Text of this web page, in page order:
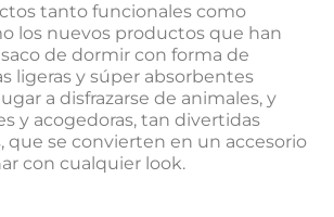
tanto funcionales como
los nuevos productos que han
de dormir con forma de
ligeras y súper absorbentes
a disfrazarse de animales, y
y acogedoras, tan divertidas
que se convierten en un accesorio
con cualquier look.